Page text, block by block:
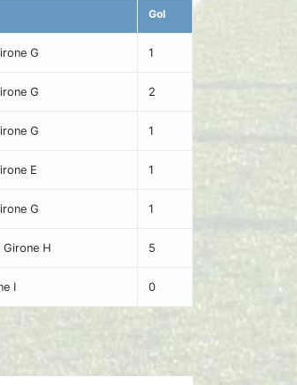
Gol
G 1
G 2
G 1
E 1
G 1
H 5
I 0